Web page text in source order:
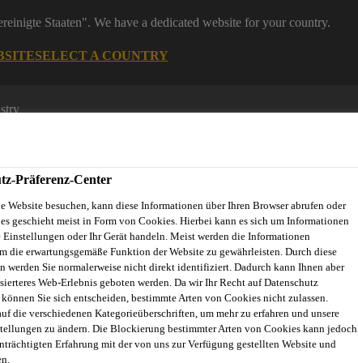
Staaten". We have a dedicated website for your country.
SELECT A COUNTRY
Präferenz-Center
Website besuchen, kann diese Informationen über Ihren Browser abrufen oder
geschieht meist in Form von Cookies. Hierbei kann es sich um Informationen
Einstellungen oder Ihr Gerät handeln. Meist werden die Informationen
die erwartungsgemäße Funktion der Website zu gewährleisten. Durch diese
werden Sie normalerweise nicht direkt identifiziert. Dadurch kann Ihnen aber
Web-Erlebnis geboten werden. Da wir Ihr Recht auf Datenschutz
Sie sich entscheiden, bestimmte Arten von Cookies nicht zulassen.
die verschiedenen Kategorieüberschriften, um mehr zu erfahren und unsere
zu ändern. Die Blockierung bestimmter Arten von Cookies kann jedoch
Erfahrung mit der von uns zur Verfügung gestellten Website und